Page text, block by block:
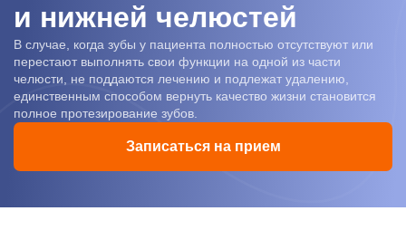
и нижней челюстей
В случае, когда зубы у пациента полностью отсутствуют или
перестают выполнять свои функции на одной из части
челюсти, не поддаются лечению и подлежат удалению,
единственным способом вернуть качество жизни становится
полное протезирование зубов.
Записаться на прием